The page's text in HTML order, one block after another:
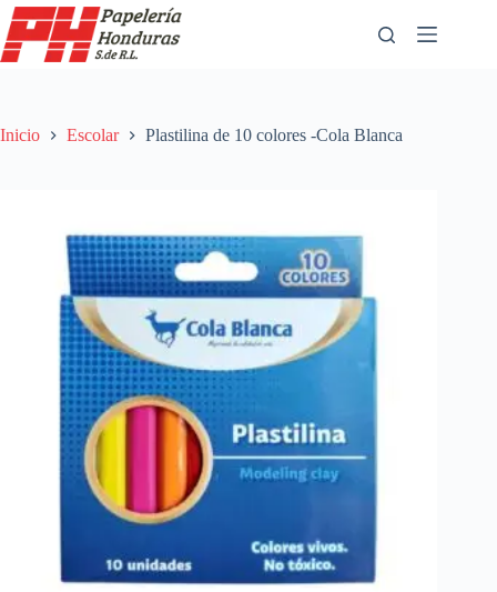
Saltar
al
contenido
Inicio Escolar Plastilina de 10 colores -Cola Blanca